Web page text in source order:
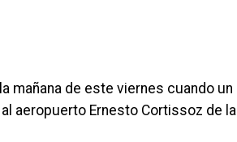
mañana de este viernes cuando un
aeropuerto Ernesto Cortissoz de la